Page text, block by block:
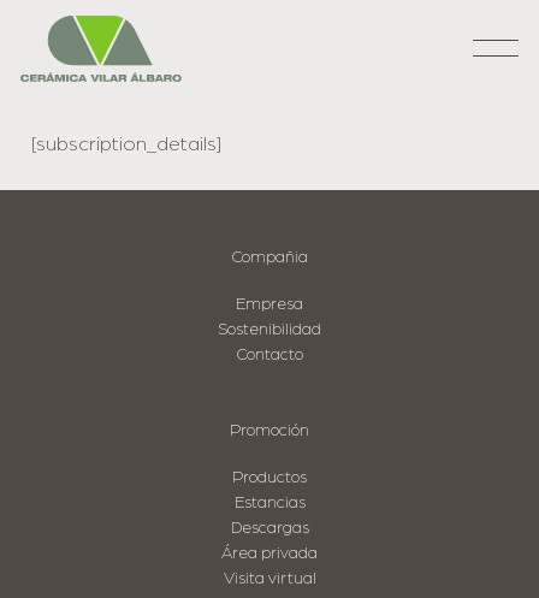
[subscription_details]
Compañia
Empresa
Sostenibilidad
Contacto
Promoción
Productos
Estancias
Descargas
Área privada
Visita virtual